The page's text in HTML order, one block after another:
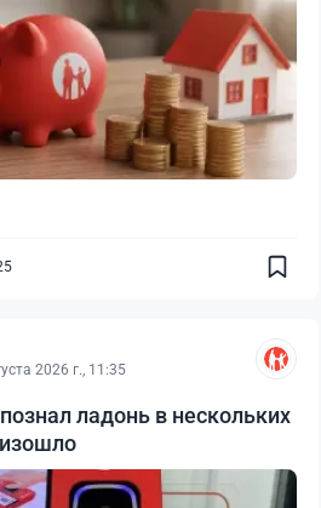
2026 г., 11:35
ладонь в нескольких